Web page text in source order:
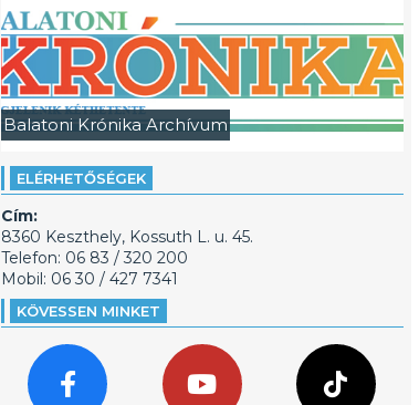
Balatoni Krónika Archívum
ELÉRHETŐSÉGEK
Cím:
8360 Keszthely, Kossuth L. u. 45.
Telefon: 06 83 / 320 200
Mobil: 06 30 / 427 7341
KÖVESSEN MINKET